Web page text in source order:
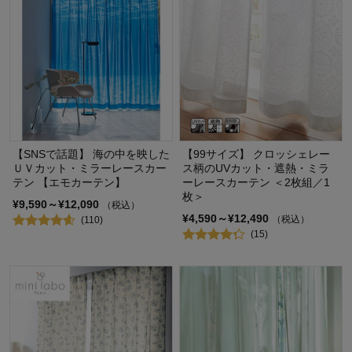
【SNSで話題】 海の中を映した
ＵＶカット・ミラーレースカー
テン 【エモカーテン】
¥9,590～¥12,090
（税込）
(110)
【99サイズ】 クロッシェレー
ス柄のUVカット・遮熱・ミラ
ーレースカーテン ＜2枚組／1
枚＞
¥4,590～¥12,490
（税込）
(15)